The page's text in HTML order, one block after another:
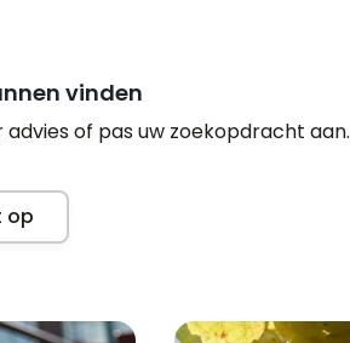
vinden
of pas uw zoekopdracht aan.
op